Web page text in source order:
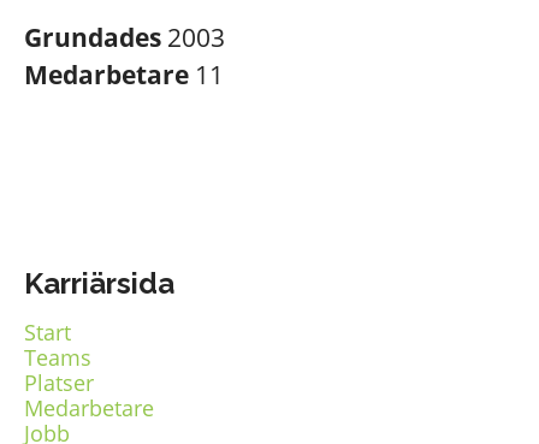
Grundades 2003
Medarbetare 11
Karriärsida
Start
Teams
Platser
Medarbetare
Jobb